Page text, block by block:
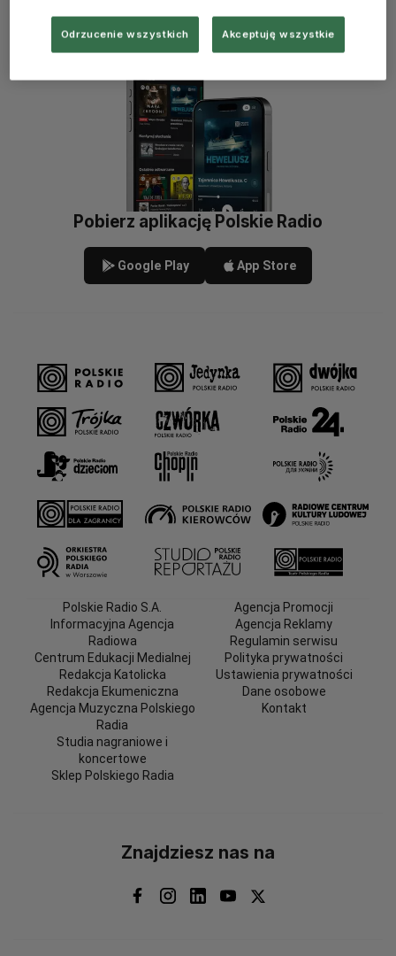
Pobierz aplikację Polskie Radio
Google Play App Store
Polskie Radio S.A.
Informacyjna Agencja
Radiowa
Centrum Edukacji Medialnej
Redakcja Katolicka
Redakcja Ekumeniczna
Agencja Muzyczna Polskiego
Radia
Studia nagraniowe i
koncertowe
Sklep Polskiego Radia
Agencja Promocji
Agencja Reklamy
Regulamin serwisu
Polityka prywatności
Ustawienia prywatności
Dane osobowe
Kontakt
Znajdziesz nas na
Odrzucenie wszystkich Akceptuję wszystkie